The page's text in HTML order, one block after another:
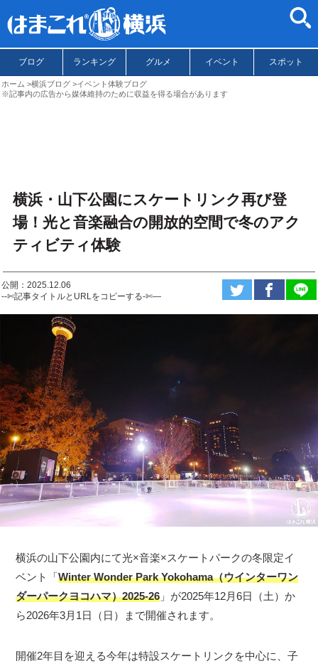
ブログ ランキング グルメ イベント スポット
ホーム 横浜ブログ
イベント体験ブログ
※記事内の広告から媒体維持のために収益を得る場合があります
横浜・山下公園にスケートリンク再び登
場！光と音楽融合の開放的空間で冬のアク
ティビティ体験
公開：2025.12.06
--✄記事タイトルとURLをコピーする-✄—
横浜の山下公園内にて光×音楽×スケートパークの冬限定イ
ベント「Winter Wonder Park Yokohama（ウインターワン
ダーパークヨコハマ）2025-26 」が2025年12月6日（土）か
ら2026年3月1日（日）まで開催されます。
開催2年目を迎える今年は特設スケートリンクを中心に、子